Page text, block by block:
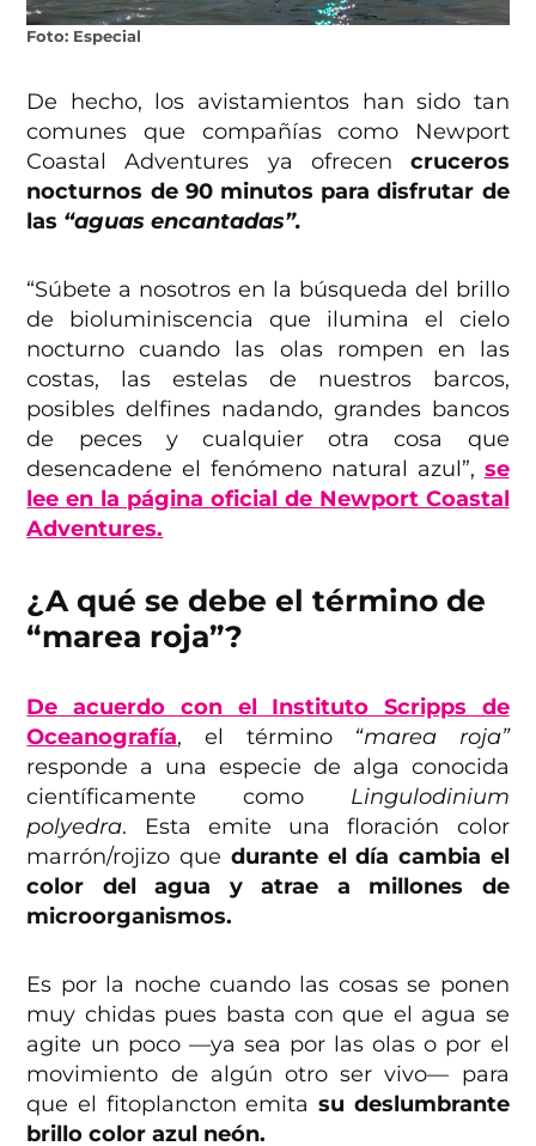
Foto: Especial
De hecho, los avistamientos han sido tan
comunes que compañías como Newport
Coastal Adventures ya ofrecen cruceros
nocturnos de 90 minutos para disfrutar de
las “aguas encantadas”.
“Súbete a nosotros en la búsqueda del brillo
de bioluminiscencia que ilumina el cielo
nocturno cuando las olas rompen en las
costas, las estelas de nuestros barcos,
posibles delfines nadando, grandes bancos
de peces y cualquier otra cosa que
desencadene el fenómeno natural azul”, se
lee en la página oficial de Newport Coastal
Adventures.
¿A qué se debe el término de
“marea roja”?
De acuerdo con el Instituto Scripps de
Oceanografía, el término “marea roja”
responde a una especie de alga conocida
científicamente como Lingulodinium
polyedra. Esta emite una floración color
marrón/rojizo que durante el día cambia el
color del agua y atrae a millones de
microorganismos.
Es por la noche cuando las cosas se ponen
muy chidas pues basta con que el agua se
agite un poco —ya sea por las olas o por el
movimiento de algún otro ser vivo— para
que el fitoplancton emita su deslumbrante
brillo color azul neón.